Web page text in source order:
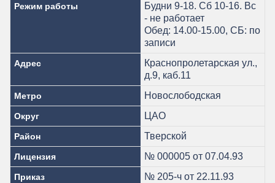
Режим работы
Будни 9-18. Сб 10-16. Вс
- не работает
Обед: 14.00-15.00, СБ: по
записи
Адрес
Краснопролетарская ул.,
д.9, каб.11
Метро Новослободская
Округ ЦАО
Район Тверской
Лицензия № 000005 от 07.04.93
Приказ № 205-ч от 22.11.93